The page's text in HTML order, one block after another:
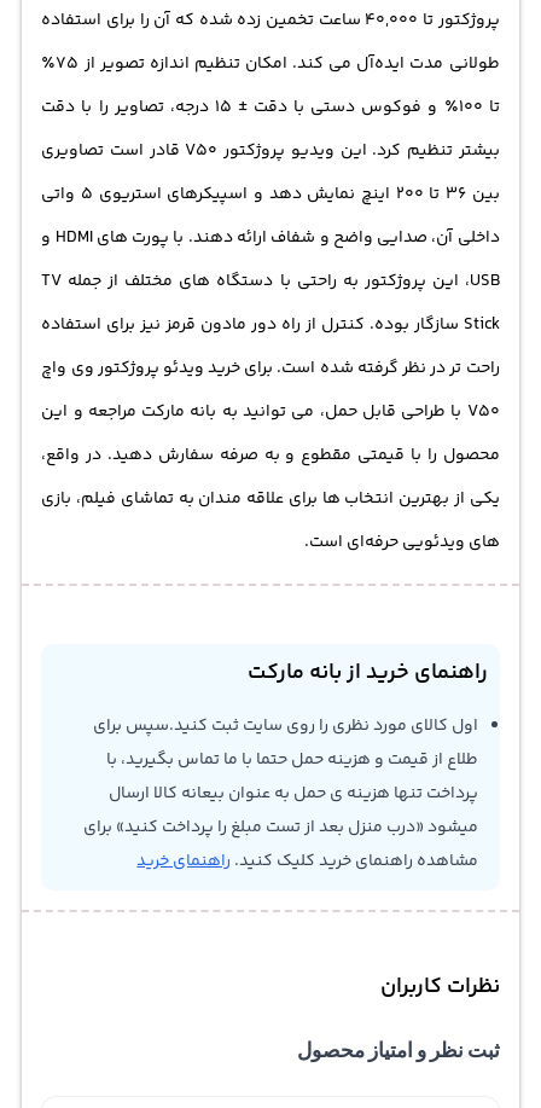
پروژکتور تا 40,000 ساعت تخمین زده شده که آن را برای استفاده
طولانی‌ مدت ایده‌آل می‌ کند. امکان تنظیم اندازه تصویر از 75٪
تا 100٪ و فوکوس دستی با دقت ± 15 درجه، تصاویر را با دقت
بیشتر تنظیم کرد. این ویدیو پروژکتور V50 قادر است تصاویری
بین 36 تا 200 اینچ نمایش دهد و اسپیکرهای استریوی 5 واتی
داخلی آن، صدایی واضح و شفاف ارائه دهند. با پورت‌ های HDMI و
USB، این پروژکتور به راحتی با دستگاه‌ های مختلف از جمله TV
Stick سازگار بوده. کنترل از راه دور مادون قرمز نیز برای استفاده
راحت‌ تر در نظر گرفته شده است. برای خرید ویدئو پروژکتور وی واچ
V50 با طراحی قابل حمل، می‌ توانید به بانه مارکت مراجعه و این
محصول را با قیمتی مقطوع و به صرفه سفارش دهید. در واقع،
یکی از بهترین انتخاب‌ ها برای علاقه‌ مندان به تماشای فیلم، بازی‌
های ویدئویی حرفه‌ای است.
راهنمای خرید از بانه مارکت
اول کالای مورد نظری را روی سایت ثبت کنید.سپس برای
طلاع از قیمت و هزینه حمل حتما با ما تماس بگیرید، با
پرداخت تنها هزینه ی حمل به عنوان بیعانه کالا ارسال
میشود «درب منزل بعد از تست مبلغ را پرداخت کنید» برای
مشاهده راهنمای خرید کلیک کنید. راهنمای خرید
نظرات کاربران
ثبت نظر و امتیاز محصول